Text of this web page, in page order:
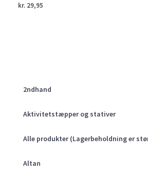
2ndhand
Aktivitetstæpper og stativer
Alle produkter (Lagerbeholdning er
Altan
kr. 29,95